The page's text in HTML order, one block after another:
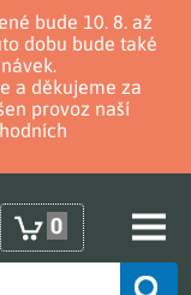
bude 10. 8. až
dobu bude také
a děkujeme za
provoz naší
0